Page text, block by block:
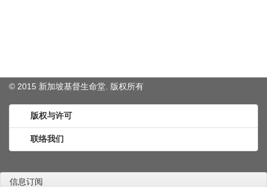
© 2015 新加坡基督生命堂. 版权所有
版权与许可
联络我们
信息订阅